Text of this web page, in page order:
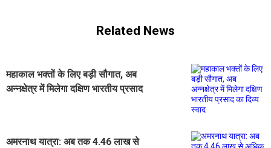
Related News
महाकाल भक्तों के लिए बड़ी सौगात, अब
अन्नक्षेत्र में मिलेगा दक्षिण भारतीय प्रसाद
अमरनाथ यात्रा: अब तक 4.46 लाख से